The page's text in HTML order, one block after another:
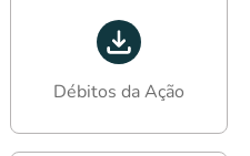
Débitos da Ação